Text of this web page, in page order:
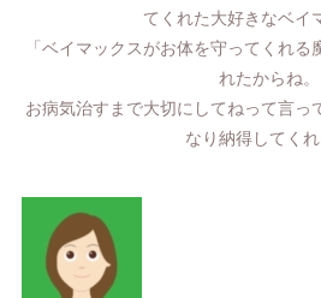
てくれた大好きなベイ
「ベイマックスがお体を守ってくれる
れたからね。
お病気治すまで大切にしてねって言っ
なり納得してくれ